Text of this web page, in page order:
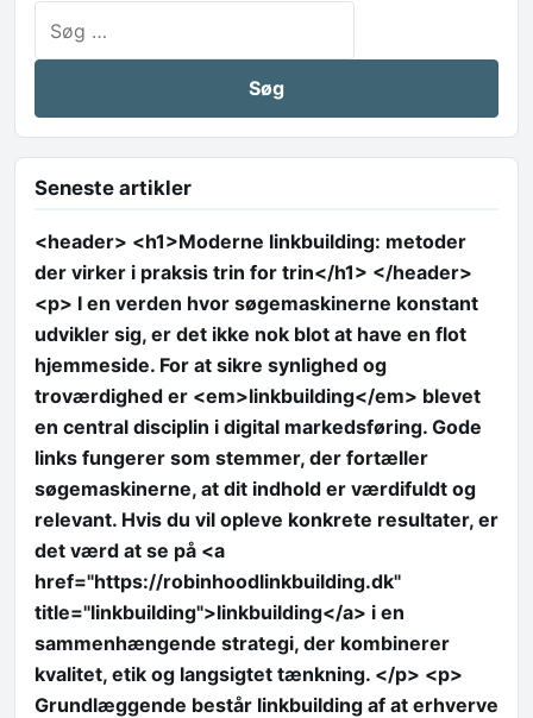
Seneste artikler
<header> <h1>Moderne linkbuilding: metoder
der virker i praksis trin for trin</h1> </header>
<p> I en verden hvor søgemaskinerne konstant
udvikler sig, er det ikke nok blot at have en flot
hjemmeside. For at sikre synlighed og
troværdighed er <em>linkbuilding</em> blevet
en central disciplin i digital markedsføring. Gode
links fungerer som stemmer, der fortæller
søgemaskinerne, at dit indhold er værdifuldt og
relevant. Hvis du vil opleve konkrete resultater, er
det værd at se på <a
href="https://robinhoodlinkbuilding.dk"
title="linkbuilding">linkbuilding</a> i en
sammenhængende strategi, der kombinerer
kvalitet, etik og langsigtet tænkning. </p> <p>
Grundlæggende består linkbuilding af at erhverve